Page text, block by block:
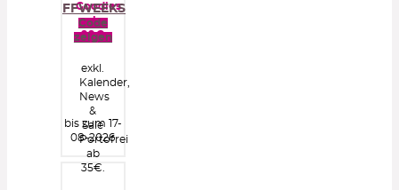
Goodies
ab
99€
FFWEEKS
Code
zeigen
exkl.
Kalender,
News
&
Sale
Portofrei
ab
35€.
bis zum 17-
08-2026